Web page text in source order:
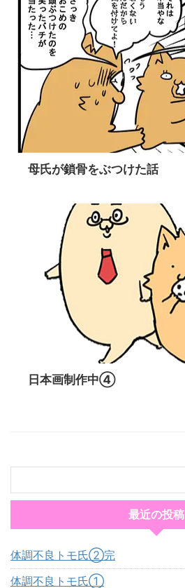
母氏が鎖骨をぶつけた話
日本画制作中④
最近の投稿
体調不良トモ氏②完
体調不良トモ氏①